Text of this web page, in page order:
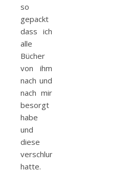
so
gepackt
dass ich
alle
Bücher
von ihm
nach und
nach mir
besorgt
habe
und
diese
verschlungen
hatte.